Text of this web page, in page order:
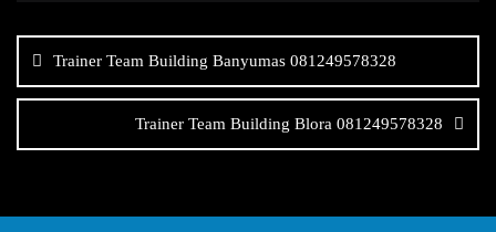
posTrainer Team Building Banyumas 081249578328
Trainer Team Building Blora 081249578328